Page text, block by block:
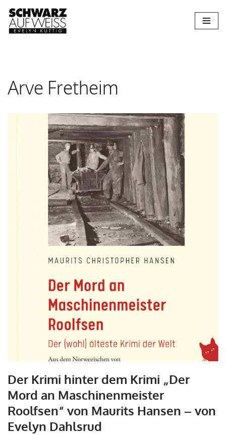
Zum
Arve Fretheim
Der Krimi hinter dem Krimi „Der
Mord an Maschinenmeister
Roolfsen“ von Maurits Hansen – von
Evelyn Dahlsrud